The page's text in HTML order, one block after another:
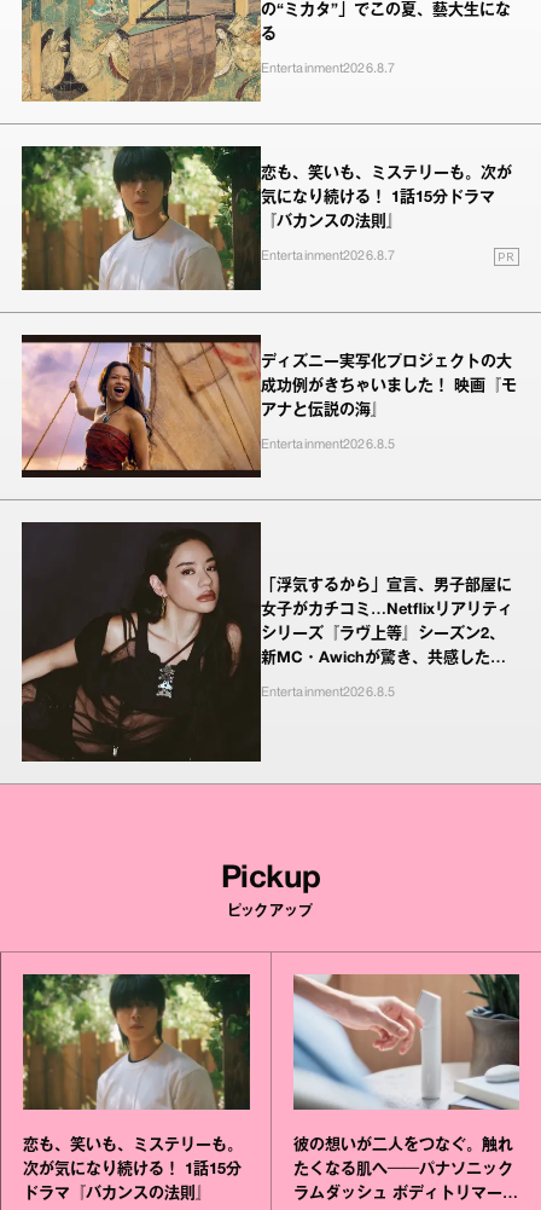
の“ミカタ”」でこの夏、藝大生にな
る
Entertainment2026.8.7
恋も、笑いも、ミステリーも。次が
気になり続ける！ 1話15分ドラマ
『バカンスの法則』
Entertainment2026.8.7 PR
ディズニー実写化プロジェクトの大
成功例がきちゃいました！ 映画『モ
アナと伝説の海』
Entertainment2026.8.5
「浮気するから」宣言、男子部屋に
女子がカチコミ…Netflixリアリティ
シリーズ『ラヴ上等』シーズン2、
新MC・Awichが驚き、共感したヤ
Entertainment2026.8.5
Pickup
ピックアップ
恋も、笑いも、ミステリーも。
次が気になり続ける！ 1話15分
ドラマ『バカンスの法則』
彼の想いが二人をつなぐ。触れ
たくなる肌へ──パナソニック
ラムダッシュ ボディトリマーが